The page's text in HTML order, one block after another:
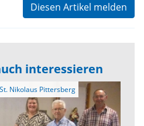
Diesen Artikel melden
interessieren